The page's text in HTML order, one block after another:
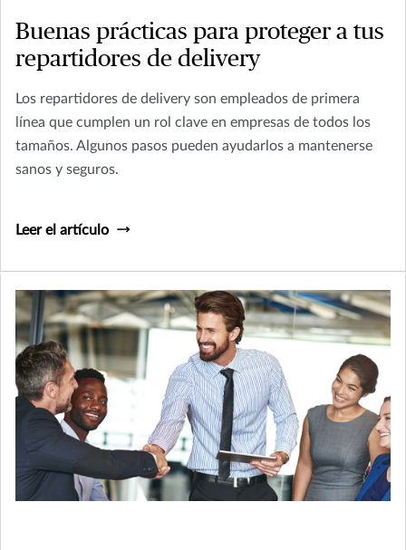
Buenas prácticas para proteger a tus
repartidores de delivery
Los repartidores de delivery son empleados de primera
línea que cumplen un rol clave en empresas de todos los
tamaños. Algunos pasos pueden ayudarlos a mantenerse
sanos y seguros.
Leer el artículo